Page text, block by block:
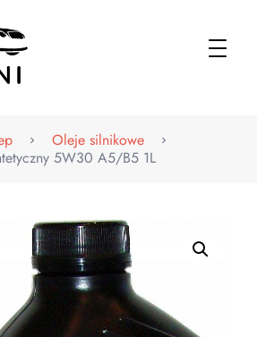
Oleje silnikowe
5W30 A5/B5 1L